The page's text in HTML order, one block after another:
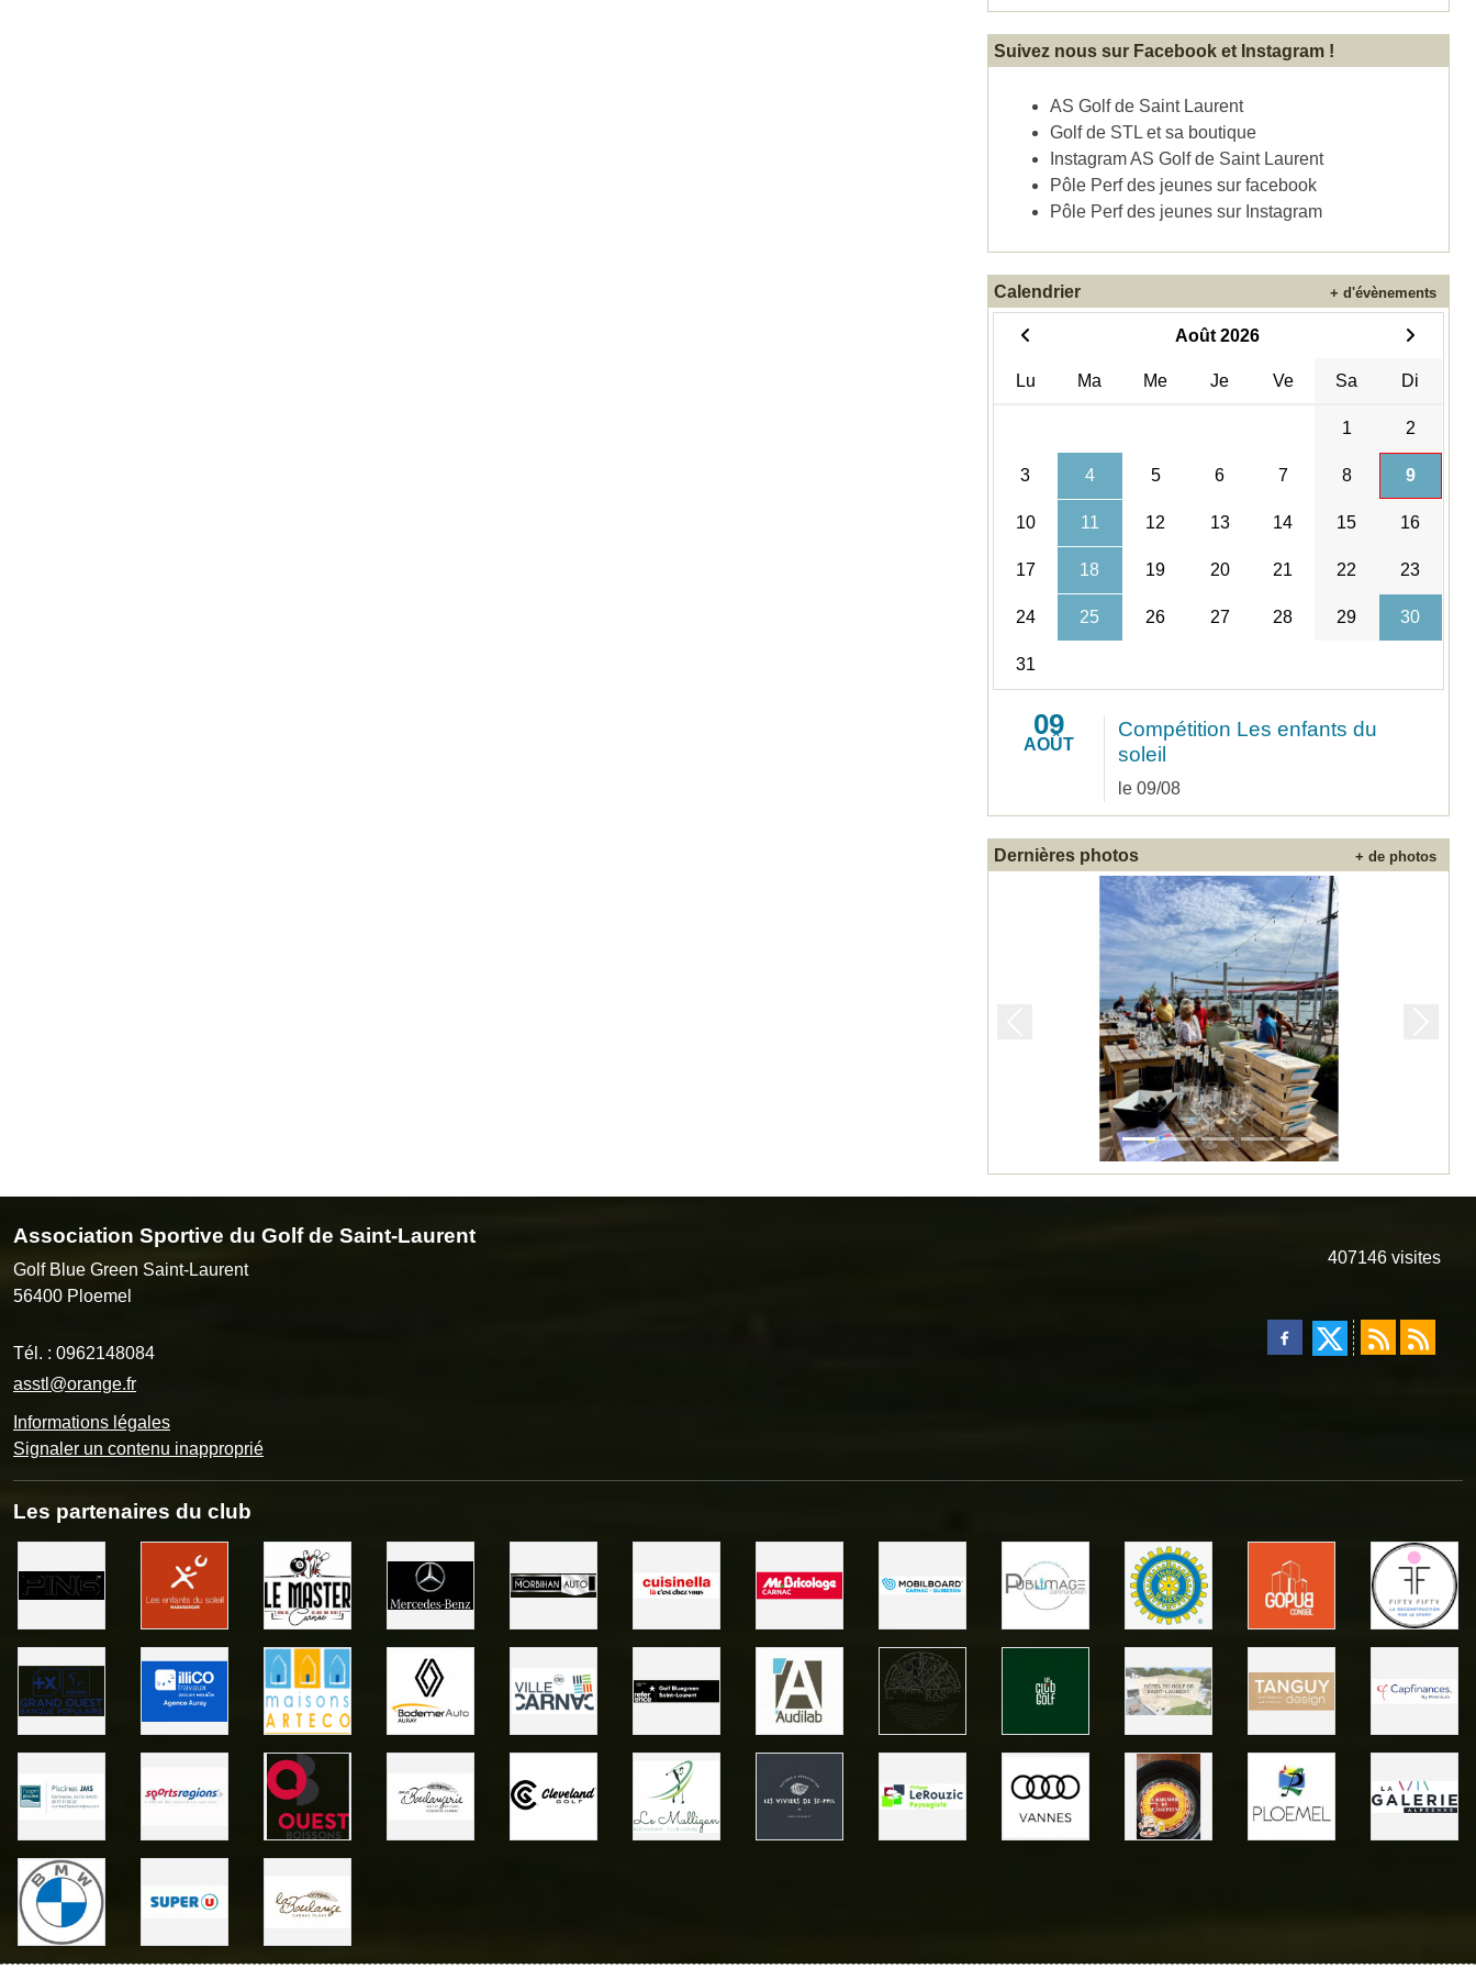
Suivez nous sur Facebook et Instagram !
AS Golf de Saint Laurent
Golf de STL et sa boutique
Instagram AS Golf de Saint Laurent
Pôle Perf des jeunes sur facebook
Pôle Perf des jeunes sur Instagram
Calendrier
Août 2026
Lu Ma Me Je Ve Sa Di
1 2
3 4 5 6 7 8 9
10 11 12 13 14 15 16
17 18 19 20 21 22 23
24 25 26 27 28 29 30
31
09
AOÛT
Compétition Les enfants du
soleil
le 09/08
+ d'évènements
Dernières photos + de photos
Association Sportive du Golf de Saint-Laurent
Golf Blue Green Saint-Laurent
56400 Ploemel
Tél. : 0962148084
asstl@orange.fr
Informations légales
Signaler un contenu inapproprié
407146 visites
Les partenaires du club